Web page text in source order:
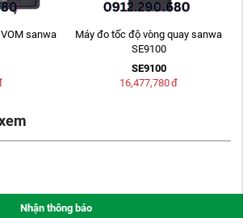
sanwa
Máy đo tốc độ vòng quay sanwa
SE9100
SE9100
16,477,780đ
Nhận thông báo